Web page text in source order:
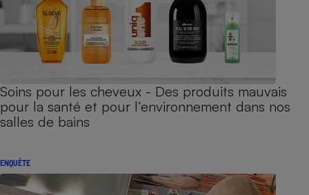
Soins pour les cheveux - Des produits mauvais
pour la santé et pour l’environnement dans nos
salles de bains
ENQUÊTE